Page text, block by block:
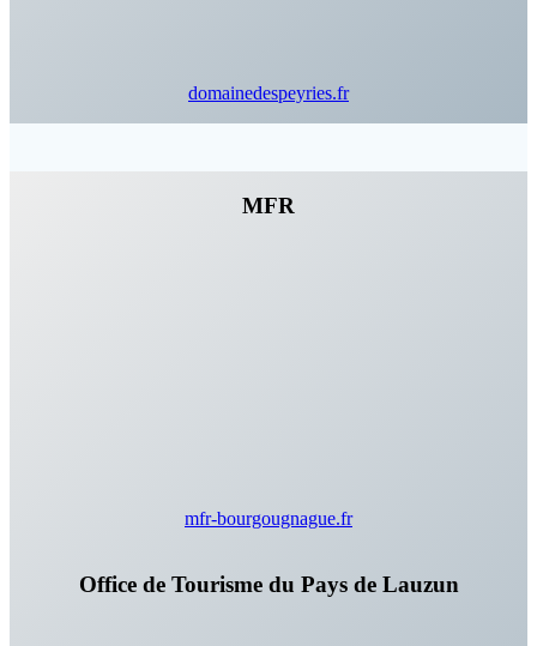
domainedespeyries.fr
MFR
mfr-bourgougnague.fr
Office de Tourisme du Pays de Lauzun